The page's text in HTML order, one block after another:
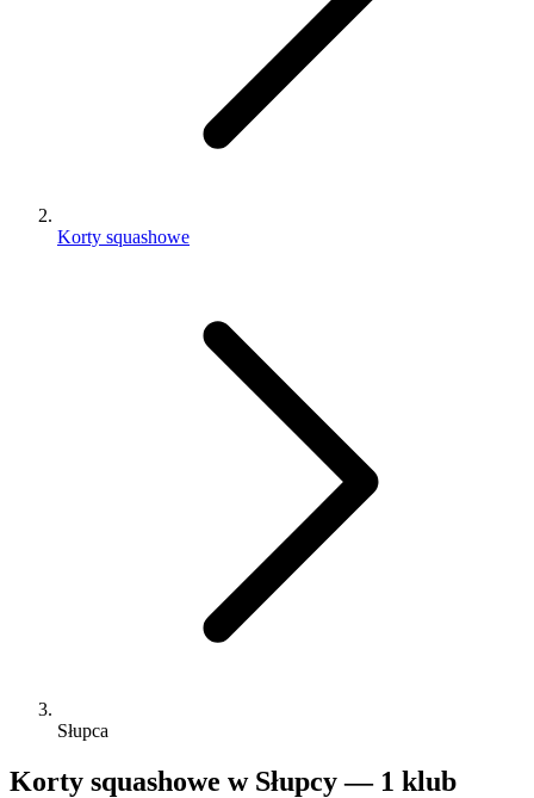
Korty squashowe
Słupca
Korty squashowe w Słupcy — 1 klub